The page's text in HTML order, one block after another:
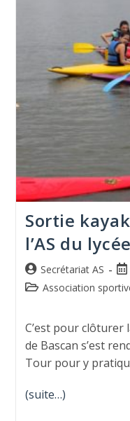
Sortie
l’AS du lycée
Secrétariat AS
Association
C’est pour clôturer
de Bascan s’est
Tour pour y
(suite…)